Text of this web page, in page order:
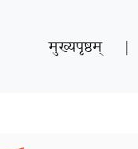
मुख्यपृष्ठम् |